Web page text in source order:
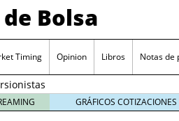
Bolsa
Timing Opinion Libros Notas de
GRÁFICOS COTIZACIONES